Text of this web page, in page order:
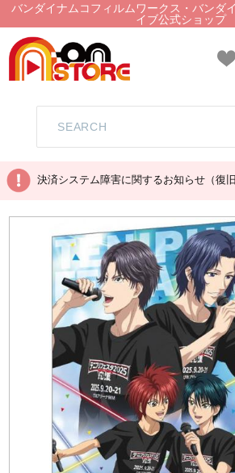
バンダイナムコフィルムワークス・バンダ
イブ公式ショップ
決済システム障害に関するお知らせ（復旧